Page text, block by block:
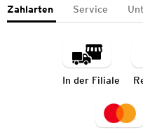
Zahlarten Service
In der Filiale